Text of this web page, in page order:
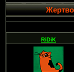
RiDiK